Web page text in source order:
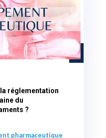
réglementation
du
?
pharmaceutique